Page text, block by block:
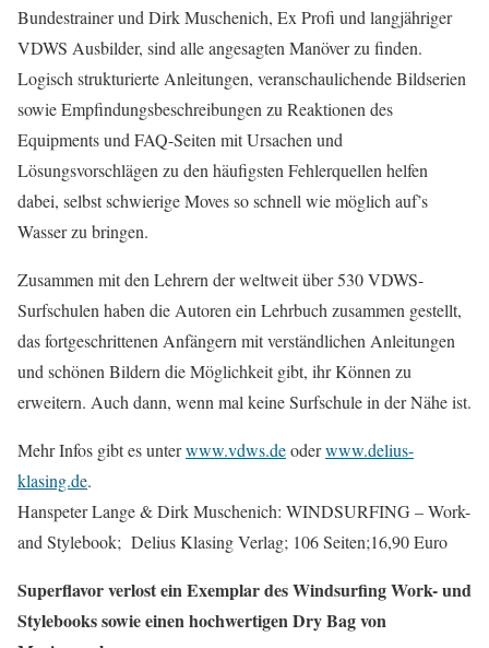
Bundestrainer und Dirk Muschenich, Ex Profi und langjähriger
VDWS Ausbilder, sind alle angesagten Manöver zu finden.
Logisch strukturierte Anleitungen, veranschaulichende Bildserien
sowie Empfindungsbeschreibungen zu Reaktionen des
Equipments und FAQ-Seiten mit Ursachen und
Lösungsvorschlägen zu den häufigsten Fehlerquellen helfen
dabei, selbst schwierige Moves so schnell wie möglich auf’s
Wasser zu bringen.
Zusammen mit den Lehrern der weltweit über 530 VDWS-
Surfschulen haben die Autoren ein Lehrbuch zusammen gestellt,
das fortgeschrittenen Anfängern mit verständlichen Anleitungen
und schönen Bildern die Möglichkeit gibt, ihr Können zu
erweitern. Auch dann, wenn mal keine Surfschule in der Nähe ist.
Mehr Infos gibt es unterwww.vdws.deoderwww.delius-
klasing.de.
Hanspeter Lange & Dirk Muschenich: WINDSURFING – Work-
and Stylebook; Delius Klasing Verlag; 106 Seiten;16,90 Euro
Superflavor verlost ein Exemplar des Windsurfing Work- und
Stylebooks sowie einen hochwertigen Dry Bag von